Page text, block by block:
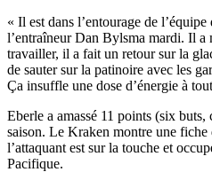
« Il est dans l’entourage de
l’entraîneur Dan Bylsma mardi. Il a
travailler, il a fait un retour sur la
de sauter sur la patinoire avec les
Ça insuffle une dose d’énergie à
Eberle a amassé 11 points (six buts,
saison. Le Kraken montre une fiche
l’attaquant est sur la touche et
Pacifique.